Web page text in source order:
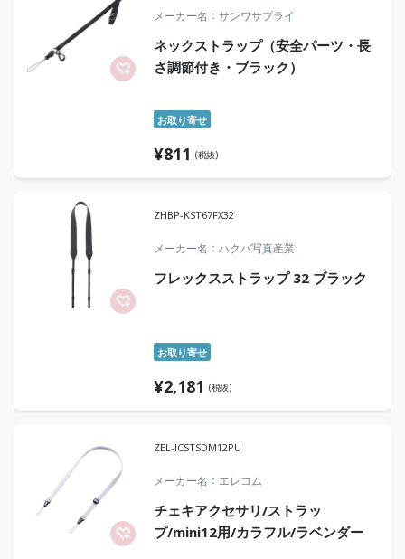
メーカー名 サンワサプライ
ネックストラップ（安全パーツ・長
さ調節付き・ブラック）
お取り寄せ
¥811 (税抜)
ZHBP-KST67FX32
メーカー名 ハクバ写真産業
フレックスストラップ 32 ブラック
お取り寄せ
¥2,181 (税抜)
ZEL-ICSTSDM12PU
メーカー名 エレコム
チェキアクセサリ/ストラッ
プ/mini12用/カラフル/ラベンダー